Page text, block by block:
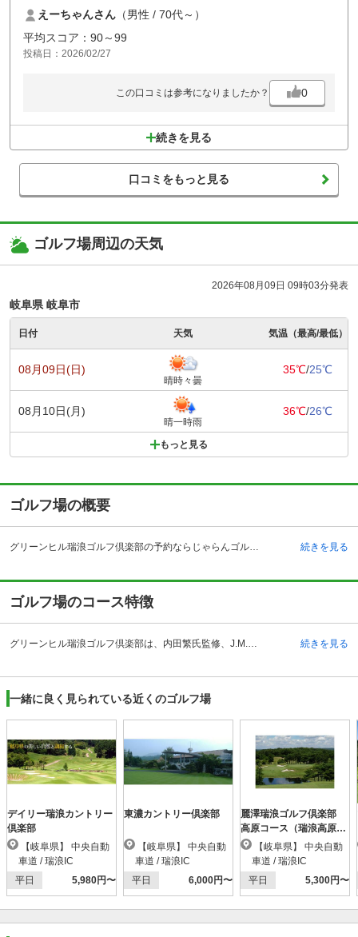
がご飯付きで無用なご飯だった
これが高くなっている原因と感じた。冷たい麺類がなくがっかりした、
当日は暑い日だったのに残念
でも楽しくラウンドすることが出来ました、ありがとうございました。
えーちゃんさん （男性 / 70代～）
平均スコア：90～99
投稿日：2026/02/27
この口コミは参考になりましたか？ 0
続きを見る
口コミをもっと見る
ゴルフ場周辺の天気
2026年08月09日 09時03分発表
岐阜県 岐阜市
日付 天気 気温（最高/最低）
08月09日(日)
晴時々曇
35℃/25℃
08月10日(月)
晴一時雨
36℃/26℃
もっと見る
ゴルフ場の概要
グリーンヒル瑞浪ゴルフ倶楽部の予約ならじゃらんゴルフ。カートの有無や利用税、キャンセル料、ナイター設備、駐車場などのコース情報はもちろん、口コミ、フォトギャラリーなどコースの難易度や攻略に役立つ情報充実、予約する度にポイントが貯まるのでお得にゴルフをお楽しみ頂けます。 グリーンヒル瑞浪ゴルフ倶楽部は、岐阜県瑞浪市にあります。自動車の場合、中央自動車道瑞浪インターチェンジより約12キロメートル（約30分）、東海環状自動車道せと品野インターチェンジより約25キロメートル（約50分）の立地になります。雄大な景観が魅力の全18ホールの丘陵コースです。3打席用意されたクリニックハウスでは、自身のスイングを連続データで分析し、ゴルフの上達に役立てることが可能です。また全15テーブル用意されたレストランは、開放的なオープンキッチンでセルフカウンターオーダーシステムを採用しています。もちろんゴルフ用品を揃えたショップもあり、お土産も充実しています。またスコア入力システムを搭載しているため、コンペの際などはホールアウト後、すぐにスコアカードや集計結果を出すことが可能です。 続きを見る
ゴルフ場のコース特徴
グリーンヒル瑞浪ゴルフ倶楽部は、内田繁氏監修、J.M.ポーレット氏設計のセルフプレー専用のコースです。距離はそれほど長くなく、ホール数は18ホール、全長6,241ヤードの規模で、パー72、コースレートは69.5と老若男女を問わず楽しめるコース設計になっています。一方、全体的にフェアウェイは狭い傾向にあり、常に戦略の組み立てを求められるコースが多くなっています。2打目以降の攻め方を意識した上でのティーショットが攻略のカギとなります。変則的で難易度の高いグリーンも多く、ゴルフ上級者も楽しめる幅広い層に人気のコースです。グリーンは冬場でもベストコンディションを維持することができるヒーティングシステムを採用しております。 続きを見る
一緒に良く見られている近くのゴルフ場
デイリー瑞浪カントリー
倶楽部
車道 / 瑞浪IC
平日
5,980円〜
東濃カントリー倶楽部
車道 / 瑞浪IC
平日
6,000円〜
麗澤瑞浪ゴルフ倶楽部
高原コース（瑞浪高原Ｇ
Ｃ）
車道 / 瑞浪IC
平日
5,300円〜